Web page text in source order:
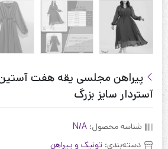
پیراهن مجلسی یقه هفت
آستردار سایز بزرگ
شناسه محصول: N/A
دسته‌بندی: تونیک و پیراهن